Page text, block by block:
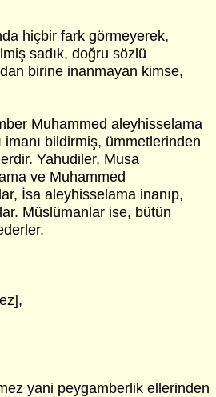
hiçbir fark görmeyerek,
sadık, doğru sözlü
birine inanmayan kimse,
Muhammed aleyhisselama
bildirmiş, ümmetlerinden
Yahudiler, Musa
ve Muhammed
İsa aleyhisselama inanıp,
Müslümanlar ise, bütün
yani peygamberlik ellerinden